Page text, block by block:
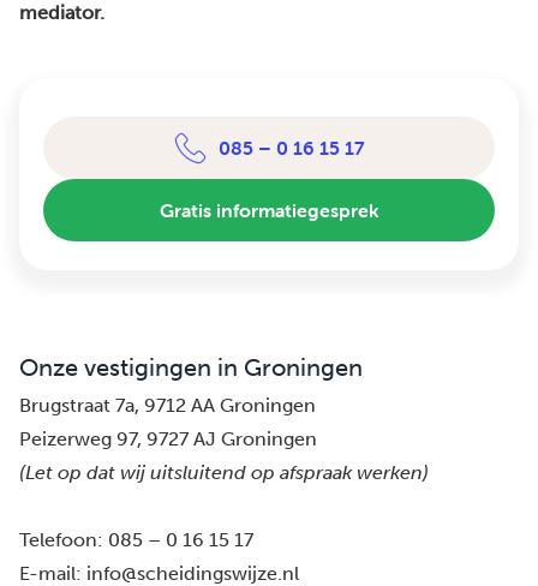
mediator.
085 – 0 16 15 17
Gratis informatiegesprek
Onze vestigingen in Groningen
Brugstraat 7a, 9712 AA Groningen
Peizerweg 97, 9727 AJ Groningen
(Let op dat wij uitsluitend op afspraak werken)
Telefoon: 085 – 0 16 15 17
E-mail: info@scheidingswijze.nl